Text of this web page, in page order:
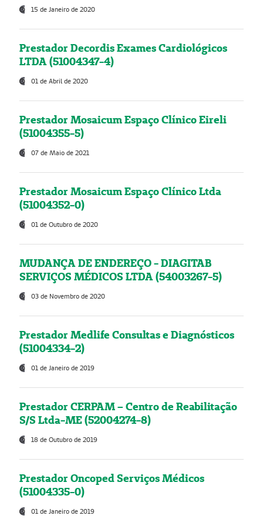
15 de Janeiro de 2020
Prestador Decordis Exames Cardiológicos
LTDA (51004347-4)
01 de Abril de 2020
Prestador Mosaicum Espaço Clínico Eireli
(51004355-5)
07 de Maio de 2021
Prestador Mosaicum Espaço Clínico Ltda
(51004352-0)
01 de Outubro de 2020
MUDANÇA DE ENDEREÇO - DIAGITAB
SERVIÇOS MÉDICOS LTDA (54003267-5)
03 de Novembro de 2020
Prestador Medlife Consultas e Diagnósticos
(51004334-2)
01 de Janeiro de 2019
Prestador CERPAM – Centro de Reabilitação
S/S Ltda-ME (52004274-8)
18 de Outubro de 2019
Prestador Oncoped Serviços Médicos
(51004335-0)
01 de Janeiro de 2019